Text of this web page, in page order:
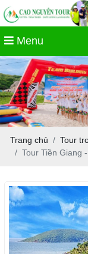
Menu
Trang chủ Tour
Tour Tiền Giang